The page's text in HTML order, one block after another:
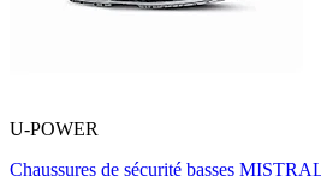
U-POWER
Chaussures de sécurité basses